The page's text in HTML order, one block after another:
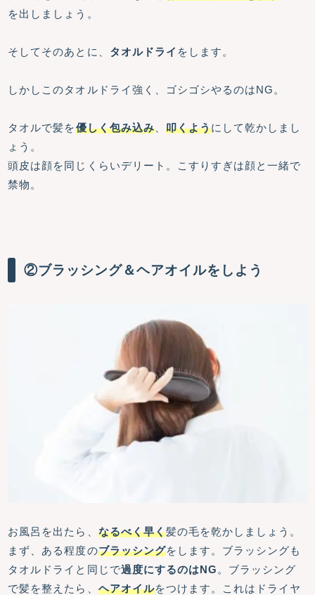
を出しましょう。
そしてそのあとに、 タオルドライ をします。
しかしこのタオルドライ強く、ゴシゴシやるのはNG。
タオルで髪を優しく包み込み、 叩くようにして乾かしまし
ょう。
頭皮は顔を同じくらいデリート。こすりすぎは顔と一緒で
禁物。
②ブラッシング＆ヘアオイルをしよう
お風呂を出たら、 なるべく早く髪の毛を乾かしましょう。
まず、ある程度のブラッシングをします。ブラッシングも
タオルドライと同じで過度にするのはNG 。ブラッシング
で髪を整えたら、 ヘアオイルをつけます。これはドライヤ